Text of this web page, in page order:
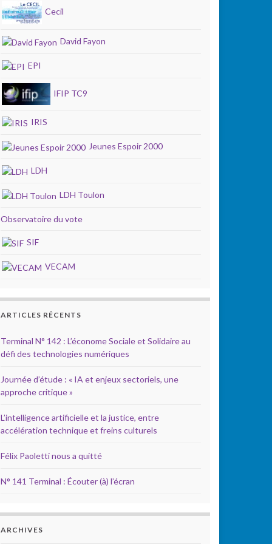
Cecil
David Fayon
EPI
IFIP TC9
IRIS
Jeunes Espoir 2000
LDH
LDH Toulon
Observatoire du vote
SIF
VECAM
ARTICLES RÉCENTS
Terminal N° 142 : L’économe Sociale et Solidaire au
défi des technologies numériques
Journée d’étude : « IA et enjeux sectoriels, une
approche critique »
L’intelligence artificielle et la justice, entre
accélération technique et freins culturels
Félix Paoletti nous a quitté
N° 141 Terminal : Écouter (à) l’écran
ARCHIVES